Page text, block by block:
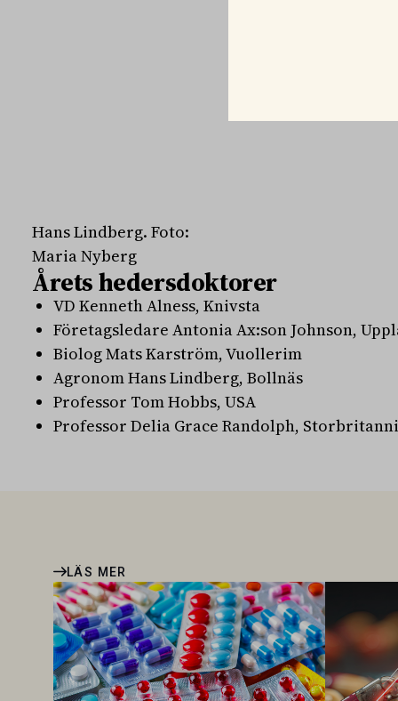
Hans Lindberg. Foto:
Maria Nyberg
Årets hedersdoktorer
VD Kenneth Alness, Knivsta
Företagsledare Antonia Ax:son Johnson,
Biolog Mats Karström, Vuollerim
Agronom Hans Lindberg, Bollnäs
Professor Tom Hobbs, USA
Professor Delia Grace Randolph,
LÄS MER